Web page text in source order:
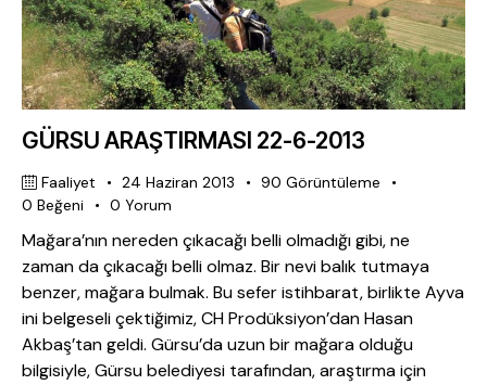
GÜRSU ARAŞTIRMASI 22-6-2013
Faaliyet 24 Haziran 2013 90 Görüntüleme
0 Beğeni 0 Yorum
Mağara’nın nereden çıkacağı belli olmadığı gibi, ne
zaman da çıkacağı belli olmaz. Bir nevi balık tutmaya
benzer, mağara bulmak. Bu sefer istihbarat, birlikte Ayva
ini belgeseli çektiğimiz, CH Prodüksiyon’dan Hasan
Akbaş’tan geldi. Gürsu’da uzun bir mağara olduğu
bilgisiyle, Gürsu belediyesi tarafından, araştırma için